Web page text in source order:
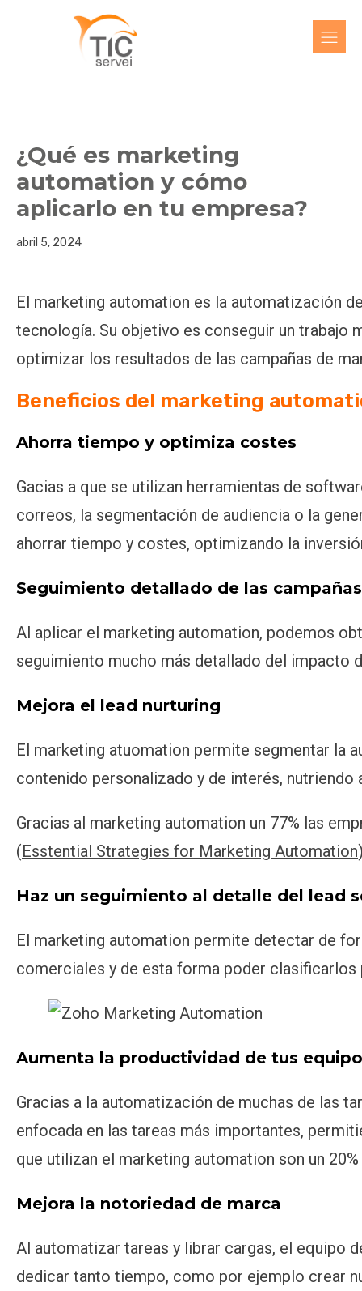
¿Qué es marketing
automation y cómo
aplicarlo en tu empresa?
abril 5, 2024
El marketing automation es la automatización
tecnología. Su objetivo es conseguir un trabajo
optimizar los resultados de las campañas de
Beneficios del marketing
Ahorra tiempo y optimiza costes
Gacias a que se utilizan herramientas de
correos, la segmentación de audiencia o la
ahorrar tiempo y costes, optimizando la
Seguimiento detallado de las campañas
Al aplicar el marketing automation, podemos
seguimiento mucho más detallado del impacto
Mejora el lead nurturing
El marketing atuomation permite segmentar la
contenido personalizado y de interés,
Gracias al marketing automation un 77% las
(Esstential Strategies for Marketing Automation
Haz un seguimiento al detalle del lead
El marketing automation permite detectar de
comerciales y de esta forma poder clasificarlos
Aumenta la productividad de tus
Gracias a la automatización de muchas de las
enfocada en las tareas más importantes,
que utilizan el marketing automation son un
Mejora la notoriedad de marca
Al automatizar tareas y librar cargas, el equipo
dedicar tanto tiempo, como por ejemplo crear